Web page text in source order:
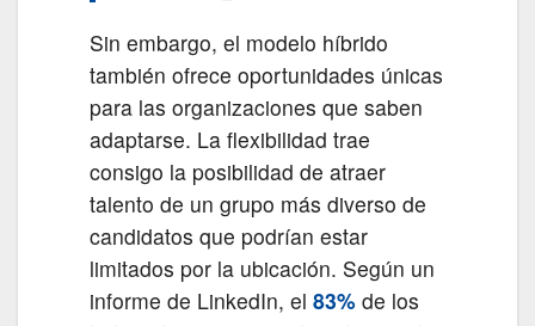
Sin embargo, el modelo híbrido
también ofrece oportunidades únicas
para las organizaciones que saben
adaptarse. La flexibilidad trae
consigo la posibilidad de atraer
talento de un grupo más diverso de
candidatos que podrían estar
limitados por la ubicación. Según un
informe de LinkedIn, el 83% de los